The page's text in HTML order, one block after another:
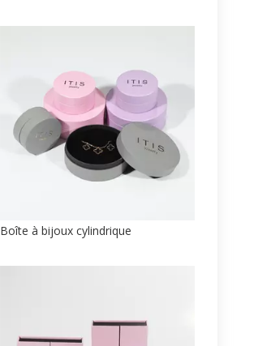
Boîte à bijoux cylindrique